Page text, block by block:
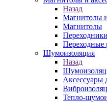
Назад
Магнитолы
Магнитолы
Переходники
Переходные
Шумоизоляция
Назад
Аксессуары
Тепло-